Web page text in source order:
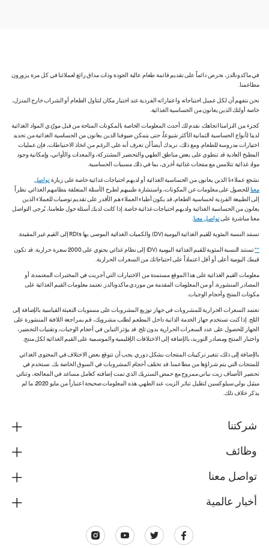
في ماكدونالدز، نحرص دائماً على تقديم قائمة طعام عالية الجودة وذات مذاق رائع لعملائنا في كل مرة يزورون
مطاعمنا.
نحن نتفهم أن لكل عميل احتياجاته واعتباراته الفردية عند اختيار مكان لتناول الطعام أو الشراب خارج المنزل،
خاصة أولئك الذين يعانون من الحساسية الغذائية.
كجزء من التزامنا اتجاهك، نقدم لك أحدث المعلومات الخاصة بالمكونات المتاحة من قبل مورّدي المواد الغذائية
لدينا لأنواع الحساسية الثمانية الأكثر شيوعاً، حتى يتمكن ضيوفنا الذين يعانون من الحساسية الغذائية من تحديد
اختيارات مدروسة للطعام. ومع ذلك، نريدك أيضاً أن تعرف أنه على الرغم من اتخاذ الاحتياطات، فإن عمليات
المطبخ العادية قد تنطوي على بعض مناطق الطهي والتحضير المشتركة، والمعدات والأواني، وإمكانية وجود
مواد غذائية تتلامس مع منتجات غذائية أخرى، بما في ذلك مسببات الحساسية.
نشجع عملاءنا الذين يعانون من الحساسية الغذائية أو لديهم احتياجات غذائية خاصة على زيارةتواصل
معنا للحصول على معلومات عن المكونات، واستشارة طبيبهم لطرح الأسئلة المتعلقة بنظامهم الغذائي. نظراً
إلى الطبيعة الفردية لحساسية الطعام، قد يكون أطباء العملاء هم الأقدر على تقديم توصيات للعملاء الذين
يعانون من الحساسية الغذائية ولديهم احتياجات غذائية خاصة. إذا كانت لديك أسئلة حول طعامنا، يُرجى التواصل
معنا مباشرة علىتواصل معنا.
تستند النسبة المئوية للقيم الغذائية اليومية (DV) والكميات الغذائية الموصى بها RDIs إلى القيم غير المقيدة.
**
تستند النسبة المئوية للقيم الغذائية اليومية (DV) إلى نظام غذائي يحتوي على 2000 سعرة حرارية. قد تكون
قيمك اليومية أعلى أو أقل اعتماداً على احتياجاتك من السعرات الحرارية.
معلومات القيم الغذائية على هذا الموقع مستمدة من الاختبارات التي أجريت في المختبرات المعتمدة، أو
المصادر المنشورة، أو من المعلومات المقدمة من موردي ماكدونالدز. تعتمد معلومات القيم الغذائية على
مكونات المنتج وأحجام الوجبات.
تعتمد السعرات الحرارية للمشروبات في جهاز توزيع المشروبات على مستويات التعبئة القياسية بالإضافة إلى
الثلج. إذا كنت تستخدم جهاز الخدمة الذاتية داخل المطعم لطلب مشروبك، قم بمراجعة اللافتة المنشورة على
الجهاز للحصول على عدد السعرات الحرارية بدون ثلج. قد يؤثر التباين في أحجام الوجبات، وتقنيات التحضير،
واختبار المنتج ومصادر التوريد، بالإضافة إلى الاختلافات الإقليمية والموسمية على القيم الغذائية لكل منتج.
بالإضافة إلى ذلك، تتغير تركيبات المنتجات بشكل دوري. يجب أن تتوقع بعض الاختلاف في المحتوى الغذائي
للمنتجات التي يتم شراؤها من مطاعمنا. قد تختلف أحجام المشروبات في السوق الخاصة بك. نستخدم في
تحضير الأصناف زيت نباتي ممزوج مع حمض الستريك الذي تمت إضافته كعامل مساعد في المعالجة، وثنائي
ميثيل بولي سيلوكسين لتقليل تناثر الزيت عند الطهي. هذه المعلومات صحيحة اعتباراً من مايو 2020، ما لم
يذكر خلاف ذلك.
شركتنا
وظائف
تواصل معنا
أخبار عالمية